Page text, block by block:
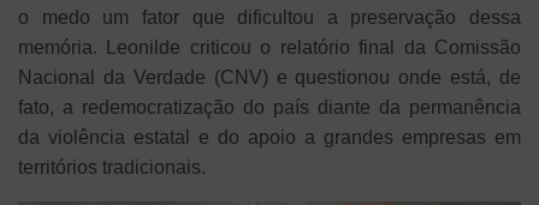
o medo um fator que dificultou a preservação dessa
memória. Leonilde criticou o relatório final da Comissão
Nacional da Verdade (CNV) e questionou onde está, de
fato, a redemocratização do país diante da permanência
da violência estatal e do apoio a grandes empresas em
territórios tradicionais.